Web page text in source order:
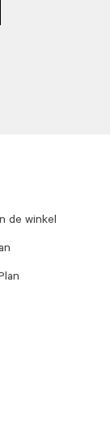
de winkel